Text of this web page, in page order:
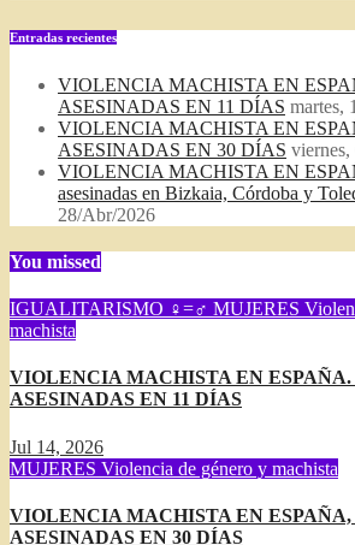
Entradas recientes
VIOLENCIA MACHISTA EN
ASESINADAS EN 11 DÍAS martes,
VIOLENCIA MACHISTA EN
ASESINADAS EN 30 DÍAS
VIOLENCIA MACHISTA EN
asesinadas en Bizkaia, Córdoba y
28/Abr/2026
You missed
IGUALITARISMO ♀=♂ MUJERES
machista
VIOLENCIA MACHISTA EN ESPAÑA.
ASESINADAS EN 11 DÍAS
Jul 14, 2026
MUJERES Violencia de género y machista
VIOLENCIA MACHISTA EN ESPAÑA,
ASESINADAS EN 30 DÍAS